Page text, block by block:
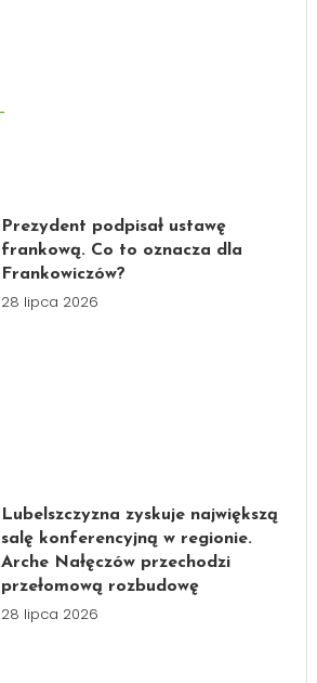
Prezydent podpisał ustawę
frankową. Co to oznacza dla
Frankowiczów?
28 lipca 2026
Lubelszczyzna zyskuje największą
salę konferencyjną w regionie.
Arche Nałęczów przechodzi
przełomową rozbudowę
28 lipca 2026